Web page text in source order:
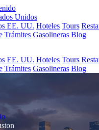
Unidos
EE. UU. Hoteles Tours
Trámites Gasolineras Blog
EE. UU. Hoteles Tours
Trámites Gasolineras Blog